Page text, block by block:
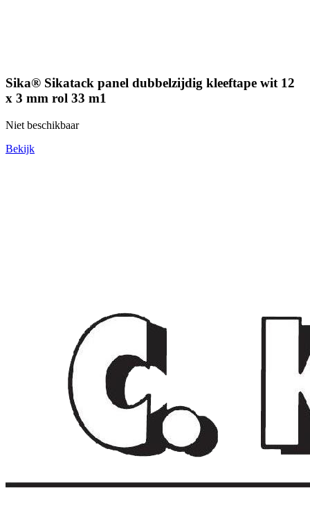
Sika® Sikatack panel dubbelzijdig kleeftape wit 12
x 3 mm rol 33 m1
Niet beschikbaar
Bekijk